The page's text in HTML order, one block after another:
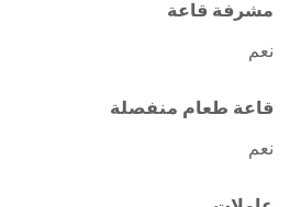
مشرفة قاعة
نعم
قاعة طعام منفصلة
نعم